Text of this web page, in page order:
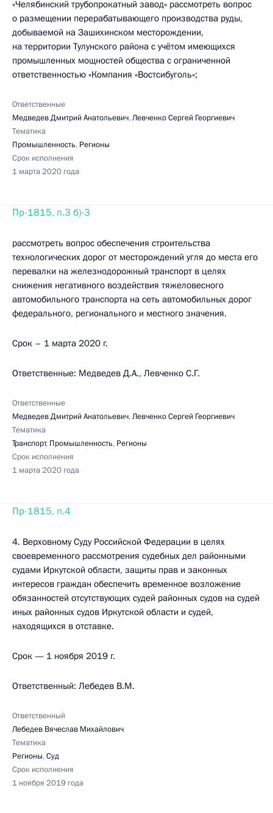
«Челябинский трубопрокатный завод» рассмотреть вопрос
о размещении перерабатывающего производства руды,
добываемой на Зашихинском месторождении,
на территории Тулунского района с учётом имеющихся
промышленных мощностей общества с ограниченной
ответственностью «Компания «Востсибуголь»;
Ответственные
Медведев Дмитрий Анатольевич,Левченко Сергей Георгиевич
Тематика
Промышленность, Регионы
Срок исполнения
1 марта 2020 года
Пр-1815, п.3 б)-3
рассмотреть вопрос обеспечения строительства
технологических дорог от месторождений угля до места его
перевалки на железнодорожный транспорт в целях
снижения негативного воздействия тяжеловесного
автомобильного транспорта на сеть автомобильных дорог
федерального, регионального и местного значения.
Срок – 1 марта 2020 г.
Ответственные: Медведев Д.А., Левченко С.Г.
Ответственные
Медведев Дмитрий Анатольевич,Левченко Сергей Георгиевич
Тематика
Транспорт, Промышленность, Регионы
Срок исполнения
1 марта 2020 года
Пр-1815, п.4
4. Верховному Суду Российской Федерации в целях
своевременного рассмотрения судебных дел районными
судами Иркутской области, защиты прав и законных
интересов граждан обеспечить временное возложение
обязанностей отсутствующих судей районных судов на судей
иных районных судов Иркутской области и судей,
находящихся в отставке.
Срок — 1 ноября 2019 г.
Ответственный: Лебедев В.М.
Ответственный
Лебедев Вячеслав Михайлович
Тематика
Регионы,Суд
Срок исполнения
1 ноября 2019 года